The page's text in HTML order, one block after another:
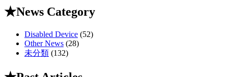
★News Category
Disabled Device (52)
Other News (28)
未分類 (132)